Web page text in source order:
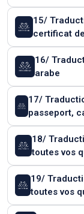
15/
certificat
16/
arabe
17/
passeport,
18/
toutes vos
19/
toutes vos